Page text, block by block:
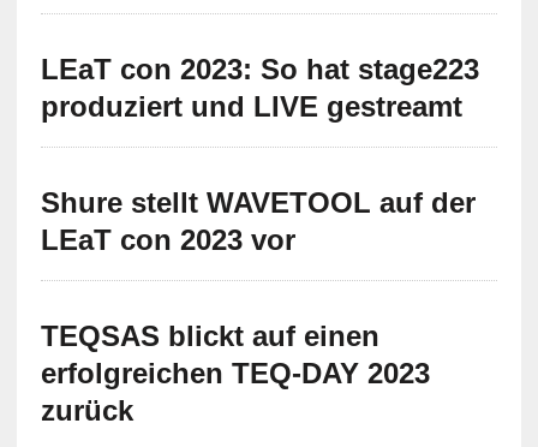
LEaT con 2023: So hat stage223
produziert und LIVE gestreamt
Shure stellt WAVETOOL auf der
LEaT con 2023 vor
TEQSAS blickt auf einen
erfolgreichen TEQ-DAY 2023
zurück